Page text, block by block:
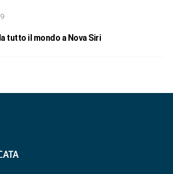
tutto il mondo a Nova Siri